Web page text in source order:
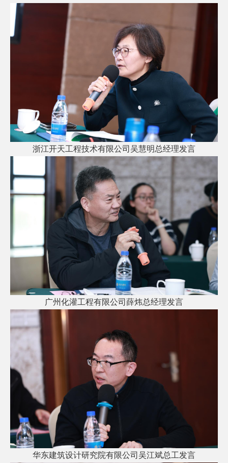
浙江开天工程技术有限公司吴慧明总经理发言
广州化灌工程有限公司薛炜总经理发言
华东建筑设计研究院有限公司吴江斌总工发言